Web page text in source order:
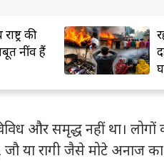
की
नींव हैं
और समृद्ध नहीं था।
जौ या रागी जैसे मोटे अनाज